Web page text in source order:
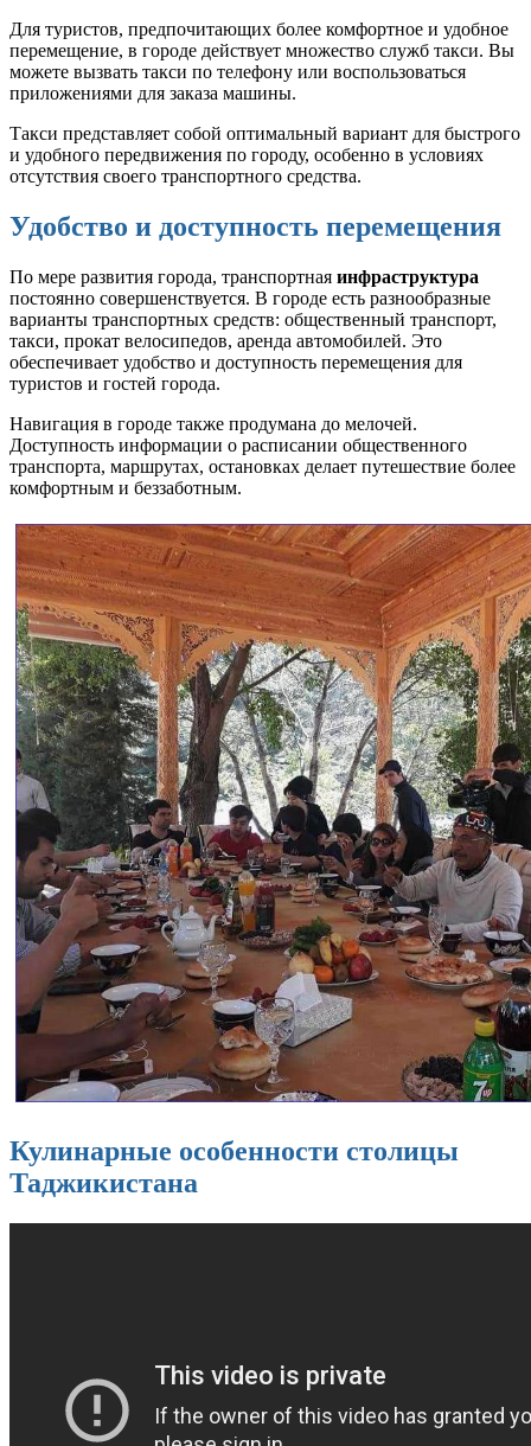
Для туристов, предпочитающих более комфортное и удобное
перемещение, в городе действует множество служб такси. Вы
можете вызвать такси по телефону или воспользоваться
приложениями для заказа машины.
Такси представляет собой оптимальный вариант для быстрого
и удобного передвижения по городу, особенно в условиях
отсутствия своего транспортного средства.
Удобство и доступность перемещения
По мере развития города, транспортная инфраструктура
постоянно совершенствуется. В городе есть разнообразные
варианты транспортных средств: общественный транспорт,
такси, прокат велосипедов, аренда автомобилей. Это
обеспечивает удобство и доступность перемещения для
туристов и гостей города.
Навигация в городе также продумана до мелочей.
Доступность информации о расписании общественного
транспорта, маршрутах, остановках делает путешествие более
комфортным и беззаботным.
Кулинарные особенности столицы
Таджикистана